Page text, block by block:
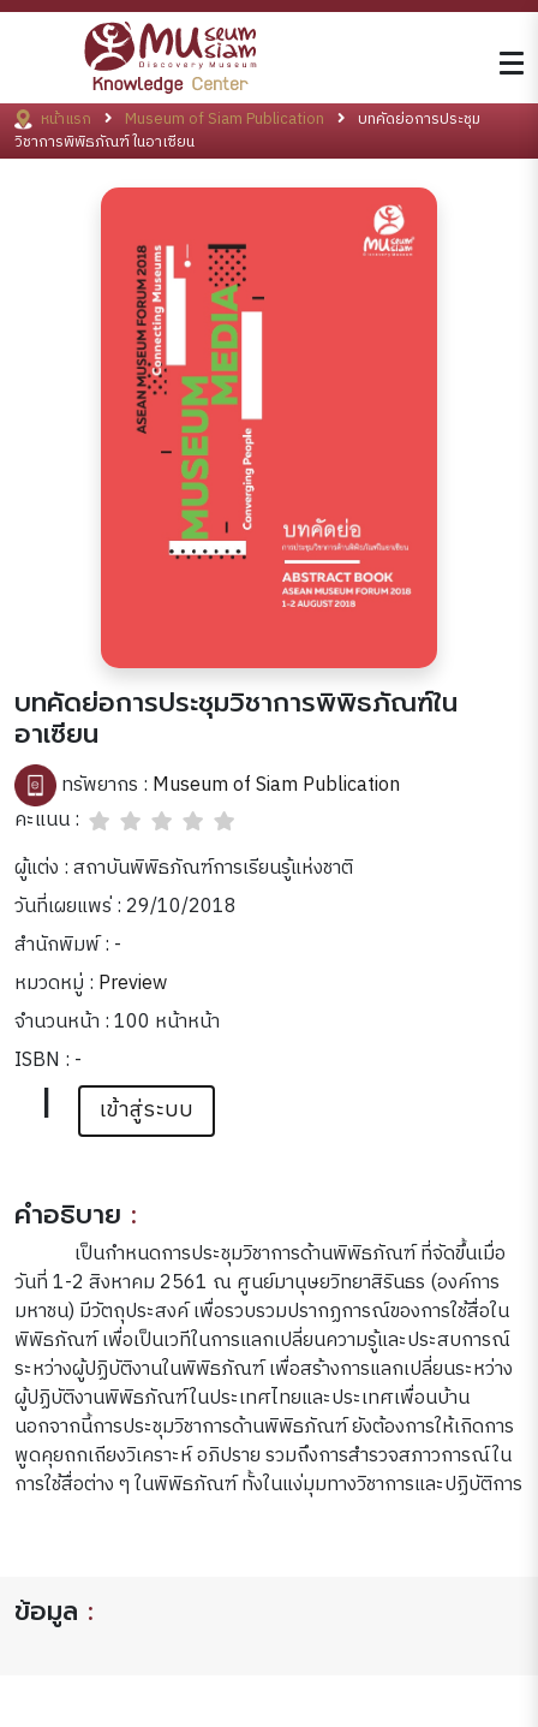
หน้าแรก Museum of Siam Publication
บทคัดย่อการประชุม
วิชาการพิพิธภัณฑ์ในอาเซียน
บทคัดย่อการประชุมวิชาการพิพิธภัณฑ์ใน
อาเซียน
ทรัพยากร : Museum of Siam Publication
คะแนน :
ผู้แต่ง : สถาบันพิพิธภัณฑ์การเรียนรู้แห่งชาติ
วันที่เผยแพร่ : 29/10/2018
สำนักพิมพ์ : -
หมวดหมู่ : Preview
จำนวนหน้า : 100 หน้าหน้า
ISBN : -
| เข้าสู่ระบบ
คำอธิบาย :
เป็นกำหนดการประชุมวิชาการด้านพิพิธภัณฑ์ ที่จัดขึ้นเมื่อ
วันที่ 1-2 สิงหาคม 2561 ณ ศูนย์มานุษยวิทยาสิรินธร (องค์การ
มหาชน) มีวัตถุประสงค์ เพื่อรวบรวมปรากฏการณ์ของการใช้สื่อใน
พิพิธภัณฑ์ เพื่อเป็นเวทีในการแลกเปลี่ยนความรู้และประสบการณ์
ระหว่างผู้ปฏิบัติงานในพิพิธภัณฑ์ เพื่อสร้างการแลกเปลี่ยนระหว่าง
ผู้ปฏิบัติงานพิพิธภัณฑ์ในประเทศไทยและประเทศเพื่อนบ้าน
นอกจากนี้การประชุมวิชาการด้านพิพิธภัณฑ์ ยังต้องการให้เกิดการ
พูดคุยถกเถียงวิเคราะห์ อภิปราย รวมถึงการสำรวจสภาวการณ์ใน
การใช้สื่อต่าง ๆ ในพิพิธภัณฑ์ ทั้งในแง่มุมทางวิชาการและปฏิบัติการ
ข้อมูล :